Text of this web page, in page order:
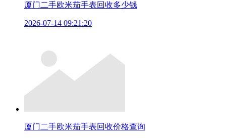
厦门二手欧米茄手表回收多少钱
2026-07-14 09:21:20
厦门二手欧米茄手表回收价格查询